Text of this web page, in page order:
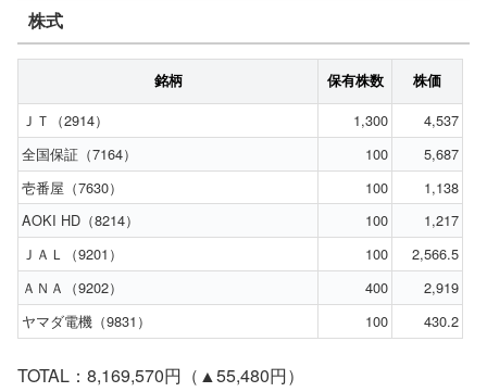
株式
銘柄 保有株数 株価
ＪＴ（2914） 1,300
4,537
全国保証（7164）
100
5,687
壱番屋（7630）
100
1,138
AOKI HD（8214）
100
1,217
ＪＡＬ（9201）
100
2,566.5
ＡＮＡ（9202）
400
2,919
ヤマダ電機（9831）
100 430.2
TOTAL：8,169,570円（▲55,480円）